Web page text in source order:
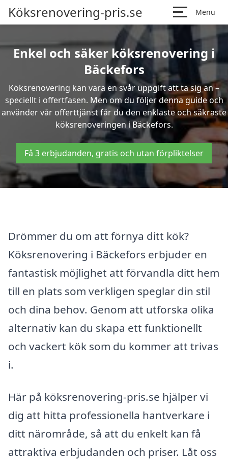
Köksrenovering-pris.se Menu
Enkel och säker köksrenovering i
Bäckefors
Köksrenovering kan vara en svår uppgift att ta sig an –
speciellt i offertfasen. Men om du följer denna guide och
använder vår offerttjänst får du den enklaste och säkraste
köksrenoveringen i Bäckefors.
Få 3 erbjudanden, gratis och utan förpliktelser
Drömmer du om att förnya ditt kök?
Köksrenovering i Bäckefors erbjuder en
fantastisk möjlighet att förvandla ditt hem
till en plats som verkligen speglar din stil
och dina behov. Genom att utforska olika
alternativ kan du skapa ett funktionellt
och vackert kök som du kommer att trivas
i.
Här på köksrenovering-pris.se hjälper vi
dig att hitta professionella hantverkare i
ditt närområde, så att du enkelt kan få
attraktiva erbjudanden och priser. Låt oss